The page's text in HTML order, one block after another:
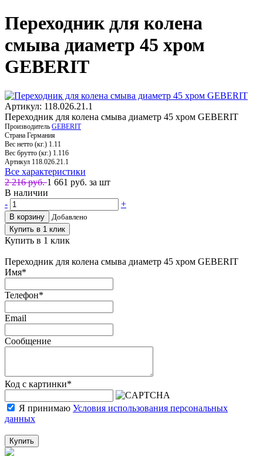
Переходник для колена
смыва диаметр 45 хром
GEBERIT
Артикул: 118.026.21.1
Переходник для колена смыва диаметр 45 хром GEBERIT
Производитель GEBERIT
Страна Германия
Вес нетто (кг.) 1.11
Вес брутто (кг.) 1.116
Артикул 118.026.21.1
Все характеристики
2 216 руб.1 661 руб. за шт
В наличии
-
+
В корзину
Добавлено
Купить в 1 клик
Купить в 1 клик
Переходник для колена смыва диаметр 45 хром GEBERIT
Имя*
Телефон*
Email
Сообщение
Код с картинки*
Я принимаю Условия использования персональных
данных
Купить